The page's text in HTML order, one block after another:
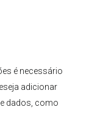
é necessário
adicionar
dados, como